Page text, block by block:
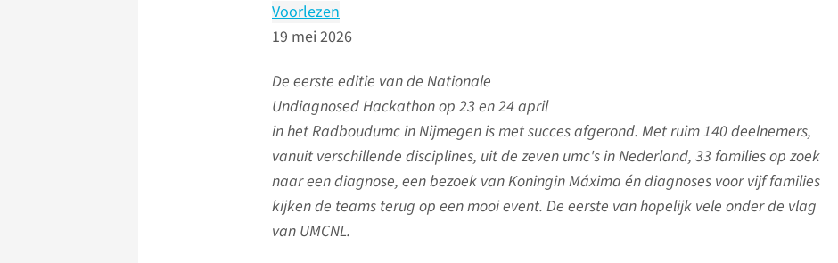
Voorlezen
19 mei 2026
De eerste editie van de Nationale
Undiagnosed Hackathon op 23 en 24 april
in het Radboudumc in Nijmegen is met succes afgerond. Met ruim 140 deelnemers,
vanuit verschillende disciplines, uit de zeven umc's in Nederland, 33 families op zoek
naar een diagnose, een bezoek van Koningin Máxima én diagnoses voor vijf families
kijken de teams terug op een mooi event. De eerste van hopelijk vele onder de vlag
van UMCNL.